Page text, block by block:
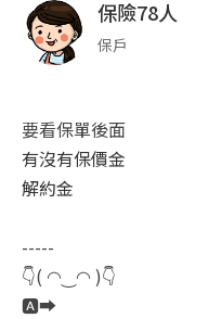
保險78人
保戶
要看保單後面
有沒有保價金
解約金
-----
👇( ◠‿◠ )👇
🅰️➡️